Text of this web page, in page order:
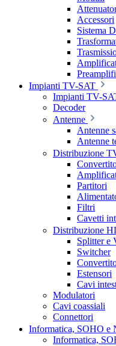
Accessori
Sistema
Impianti TV-SAT
Impianti TV-
Decoder
Antenne
Antenne
Antenne
Distribuzione
Partitori
Filtri
Cavetti
Distribuzione
Splitter e
Switcher
Estensori
Cavi
Modulatori
Cavi coassiali
Connettori
Informatica, SOHO e
Informatica,